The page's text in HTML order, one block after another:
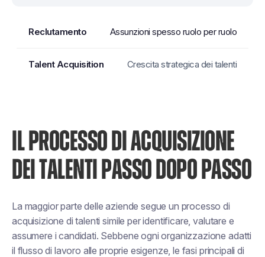
Assunzioni spesso ruolo per ruolo
Crescita strategica dei talenti
IL PROCESSO DI ACQUISIZIONE
DEI TALENTI PASSO DOPO PASSO
La maggior parte delle aziende segue un processo di
acquisizione di talenti simile per identificare, valutare e
assumere i candidati. Sebbene ogni organizzazione adatti
il flusso di lavoro alle proprie esigenze, le fasi principali di